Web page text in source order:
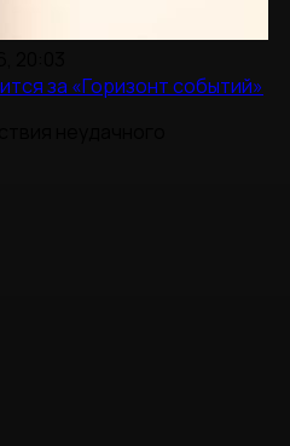
за «Горизонт событий»